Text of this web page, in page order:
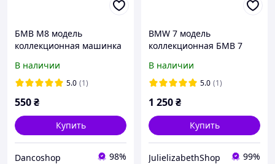
БМВ М8 модель
коллекционная машинка
спецэффектами света и
звука BMW M8
В наличии
5.0 (1)
550₴
Купить
Dancoshop 98%
BMW 7 модель
коллекционная БМВ 7
со спецэффектами
В наличии
5.0 (1)
1 250₴
Купить
JulielizabethShop 99%